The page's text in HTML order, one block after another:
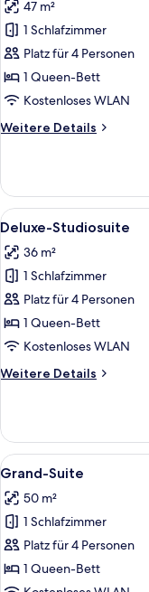
für
Executive-
Suite
anzeigen
47 m²
1 Schlafzimmer
Platz für 4 Personen
1 Queen-Bett
Kostenloses WLAN
Weitere Details
Weitere
Suite
Alle
Fotos
für
Deluxe-
Studiosuite
anzeigen
5
Deluxe-Studiosuite
36 m²
1 Schlafzimmer
Platz für 4 Personen
1 Queen-Bett
Kostenloses WLAN
Weitere Details
Weitere
Studiosuite
Alle
Fotos
für
Grand-
Suite
anzeigen
4
Grand-Suite
50 m²
1 Schlafzimmer
Platz für 4 Personen
1 Queen-Bett